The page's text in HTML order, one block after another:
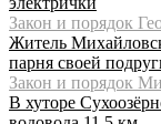
Закон и порядок
Житель
парня своей
Закон и порядок
В хуторе